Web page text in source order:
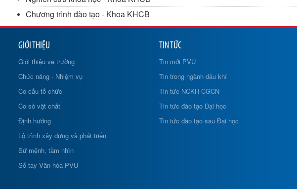
Chương trình đào tạo - Khoa KHCB
GIỚI THIỆU
Giới thiệu về trường
Chức năng - Nhiệm vụ
Cơ cấu tổ chức
Cơ sở vật chất
Định hướng
Lộ trình xây dựng và phát triển
Sứ mệnh, tầm nhìn
Sổ tay Văn hóa PVU
TIN TỨC
Tin mới PVU
Tin trong ngành dầu khí
Tin tức NCKH-CGCN
Tin tức đào tạo Đại học
Tin tức đào tạo sau Đại học